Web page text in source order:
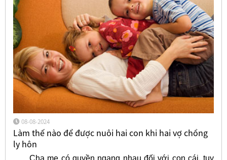
08-08-2024
Làm thế nào để được nuôi hai con khi hai vợ chồng
ly hôn